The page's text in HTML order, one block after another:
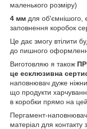
маленького розміру)
4 мм для об'ємнішого,
заповнення коробок
Це дає змогу втілити
до пишного
Виготовляю я також
це есклюзивна
наповнювач дуже
що продукти
в коробки прямо на
Пергамент-
матеріал для